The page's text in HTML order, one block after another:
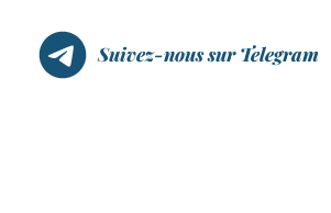
Suivez-nous sur Telegram